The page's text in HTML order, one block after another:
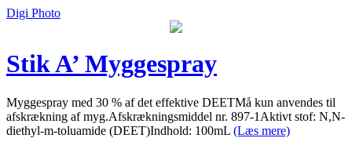
Digi Photo
Stik A’ Myggespray
Myggespray med 30 % af det effektive DEETMå kun anvendes til
afskrækning af myg.Afskrækningsmiddel nr. 897-1Aktivt stof: N,N-
diethyl-m-toluamide (DEET)Indhold: 100mL (Læs mere)